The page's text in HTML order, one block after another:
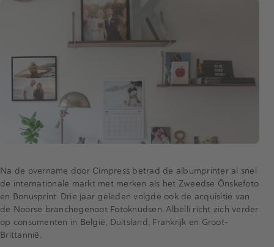
Na de overname door Cimpress betrad de albumprinter al snel
de internationale markt met merken als het Zweedse Önskefoto
en Bonusprint. Drie jaar geleden volgde ook de acquisitie van
de Noorse branchegenoot Fotoknudsen. Albelli richt zich verder
op consumenten in België, Duitsland, Frankrijk en Groot-
Brittannië.